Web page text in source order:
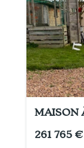
MAISON
261 765 €